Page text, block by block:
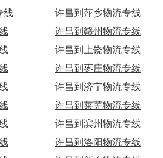
线
许昌到萍乡物流专线
许昌到赣州物流专线
许昌到上饶物流专线
许昌到枣庄物流专线
许昌到济宁物流专线
许昌到莱芜物流专线
许昌到滨州物流专线
许昌到洛阳物流专线